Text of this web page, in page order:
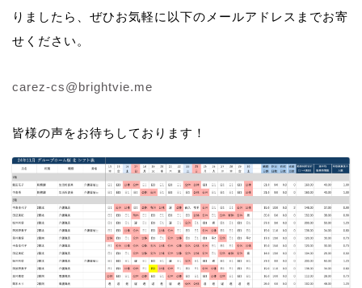
りましたら、ぜひお気軽に以下のメールアドレスまでお寄
せください。
carez-cs@brightvie.me
皆様の声をお待ちしております！